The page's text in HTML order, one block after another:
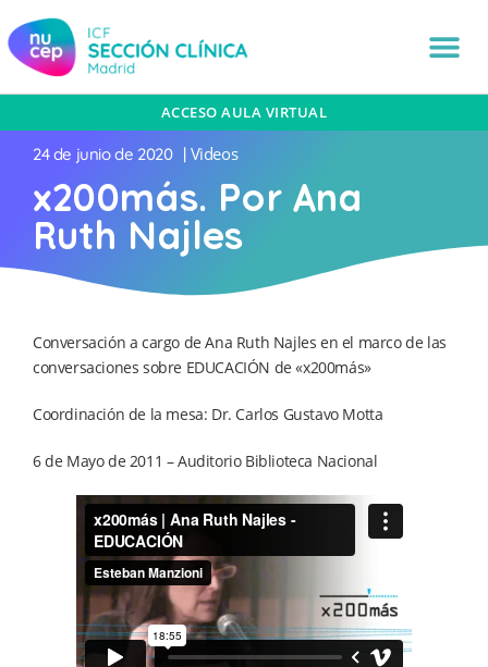
ACCESO AULA VIRTUAL
24 de junio de 2020 | Videos
x200más. Por Ana
Ruth Najles
Conversación a cargo de Ana Ruth Najles en el marco de las
conversaciones sobre EDUCACIÓN de «x200más»
Coordinación de la mesa: Dr. Carlos Gustavo Motta
6 de Mayo de 2011 – Auditorio Biblioteca Nacional